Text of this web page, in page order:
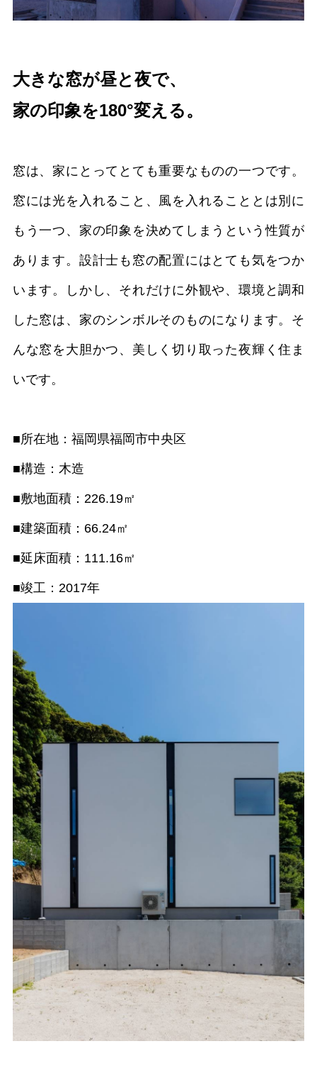
大きな窓が昼と夜で、
家の印象を180°変える。
窓は、家にとってとても重要なものの一つです。
窓には光を入れること、風を入れることとは別に
もう一つ、家の印象を決めてしまうという性質が
あります。設計士も窓の配置にはとても気をつか
います。しかし、それだけに外観や、環境と調和
した窓は、家のシンボルそのものになります。そ
んな窓を大胆かつ、美しく切り取った夜輝く住ま
いです。
■所在地：福岡県福岡市中央区
■構造：木造
■敷地面積：226.19㎡
■建築面積：66.24㎡
■延床面積：111.16㎡
■竣工：2017年